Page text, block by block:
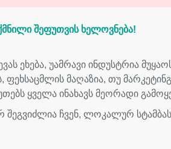
შეფუთვის ხელოვნება!
ეხება, უამრავი ინდუსტრია
ფეხსაცმლის მაღაზია, თუ
ყველა ინახავს მეორადი
ჩვენ, ლოკალურ